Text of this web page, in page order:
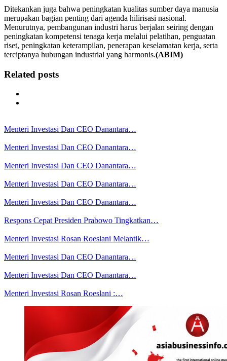
Ditekankan juga bahwa peningkatan kualitas sumber daya manusia
merupakan bagian penting dari agenda hilirisasi nasional.
Menurutnya, pembangunan industri harus berjalan seiring dengan
peningkatan kompetensi tenaga kerja melalui pelatihan, penguatan
riset, peningkatan keterampilan, penerapan keselamatan kerja, serta
terciptanya hubungan industrial yang harmonis.(ABIM)
Related posts
Menteri Investasi Dan CEO Danantara…
Menteri Investasi Dan CEO Danantara…
Menteri Investasi Dan CEO Danantara…
Menteri Investasi Dan CEO Danantara…
Menteri Investasi Dan CEO Danantara…
Respons Cepat Presiden Prabowo Tingkatkan…
Menteri Investasi Rosan Roeslani Melantik…
Menteri Investasi Dan CEO Danantara…
Menteri Investasi Dan CEO Danantara…
Menteri Investasi Rosan Roeslani :…